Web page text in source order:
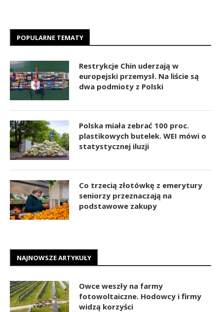
POPULARNE TEMATY
Restrykcje Chin uderzają w
europejski przemysł. Na liście są
dwa podmioty z Polski
Polska miała zebrać 100 proc.
plastikowych butelek. WEI mówi o
statystycznej iluzji
Co trzecią złotówkę z emerytury
seniorzy przeznaczają na
podstawowe zakupy
NAJNOWSZE ARTYKUŁY
Owce weszły na farmy
fotowoltaiczne. Hodowcy i firmy
widzą korzyści